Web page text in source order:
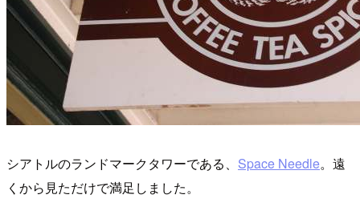
シアトルのランドマークタワーである、 Space Needle。遠
くから見ただけで満足しました。